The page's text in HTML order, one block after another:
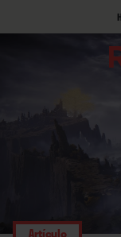
Artículo